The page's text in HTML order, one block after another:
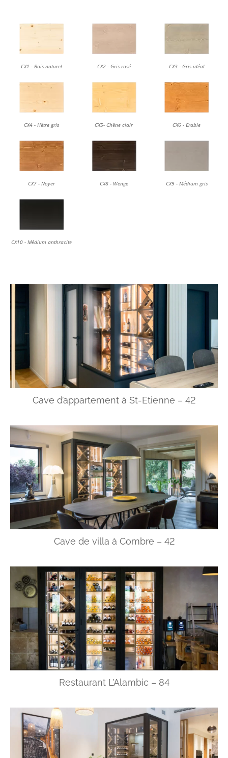
CX1 - Bois naturel CX2 - Gris rosé CX3 - Gris idéal
CX4 - Hêtre gris CX5- Chêne clair CX6 - Erable
CX7 - Noyer CX8 - Wenge CX9 - Médium gris
CX10 - Médium anthracite
Cave d’appartement à St-Etienne – 42
Cave de villa à Combre – 42
Restaurant L’Alambic – 84